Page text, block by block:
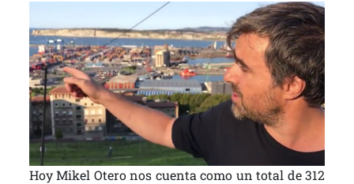
Hoy Mikel Otero nos cuenta como un total de 312